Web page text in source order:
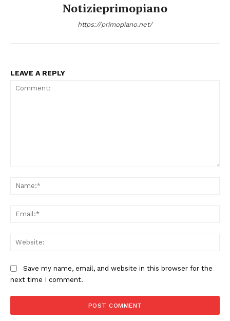
Condividi
Notizieprimopiano
https://primopiano.net/
LEAVE A REPLY
Save my name, email, and website in this browser for the
next time I comment.